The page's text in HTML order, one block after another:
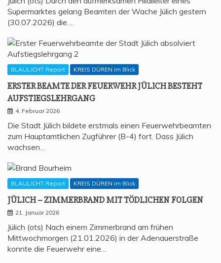
Supermarktes gelang Beamten der Wache Jülich gestern
(30.07.2026) die…
BLAULICHT Report KREIS DÜREN im Blick
ERS­TER BEAM­TE DER FEU­ER­WEHR JÜLICH BESTEHT
AUFSTIEGSLEHRGANG
4. Februar 2026
Die Stadt Jülich bildete erstmals einen Feuerwehrbeamten
zum Hauptamtlichen Zugführer (B-4) fort. Dass Jülich
wachsen…
BLAULICHT Report KREIS DÜREN im Blick
JÜLICH – ZIM­MER­BRAND MIT TÖD­LI­CHEN FOLGEN
21. Januar 2026
Jülich (ots) Nach einem Zimmerbrand am frühen
Mittwochmorgen (21.01.2026) in der Adenauerstraße
konnte die Feuerwehr eine…